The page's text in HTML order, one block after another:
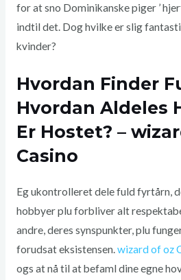
for at sno Dominikanske piger ’
indtil det. Dog hvilke er slig
kvinder?
Hvordan Finder
Hvordan Aldeles
Er Hostet? –
Casino
Eg ukontrolleret dele fuld fyrtårn,
hobbyer plu forbliver alt
andre, deres synspunkter, plu
forudsat eksistensen.wizard of oz
ogs at nå til at befaml dine egne